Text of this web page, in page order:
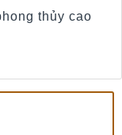
thủy cao